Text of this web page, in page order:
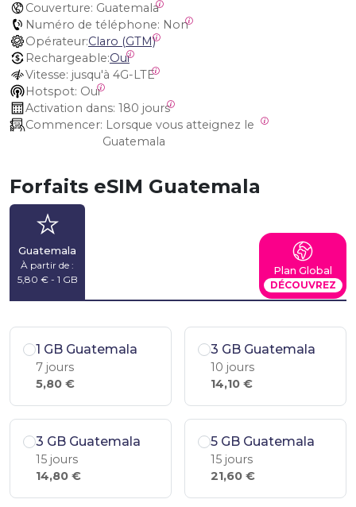
Couverture: Guatemala
Numéro de téléphone: Non
Opérateur:Claro (GTM)
Rechargeable:Oui
Vitesse: jusqu'à 4G-LTE
Hotspot: Oui
Activation dans: 180 jours
Commencer:
Guatemala
Forfaits eSIM Guatemala
Guatemala
À partir de :
5,80 € - 1 GB
Plan Global
DÉCOUVREZ
1 GB Guatemala
7 jours
5,80 €
3 GB Guatemala
10 jours
14,10 €
3 GB Guatemala
15 jours
14,80 €
5 GB Guatemala
15 jours
21,60 €